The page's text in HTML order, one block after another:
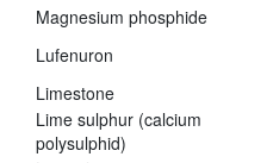
Magnesium phosphide
Lufenuron
Limestone
Lime sulphur (calcium
polysulphid)